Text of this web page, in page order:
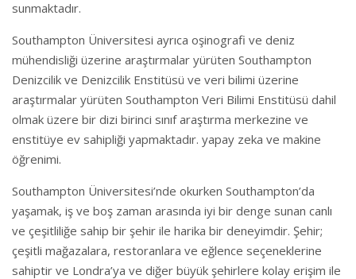
sunmaktadır.
Southampton Üniversitesi ayrıca oşinografi ve deniz
mühendisliği üzerine araştırmalar yürüten Southampton
Denizcilik ve Denizcilik Enstitüsü ve veri bilimi üzerine
araştırmalar yürüten Southampton Veri Bilimi Enstitüsü dahil
olmak üzere bir dizi birinci sınıf araştırma merkezine ve
enstitüye ev sahipliği yapmaktadır. yapay zeka ve makine
öğrenimi.
Southampton Üniversitesi’nde okurken Southampton’da
yaşamak, iş ve boş zaman arasında iyi bir denge sunan canlı
ve çeşitliliğe sahip bir şehir ile harika bir deneyimdir. Şehir;
çeşitli mağazalara, restoranlara ve eğlence seçeneklerine
sahiptir ve Londra’ya ve diğer büyük şehirlere kolay erişim ile